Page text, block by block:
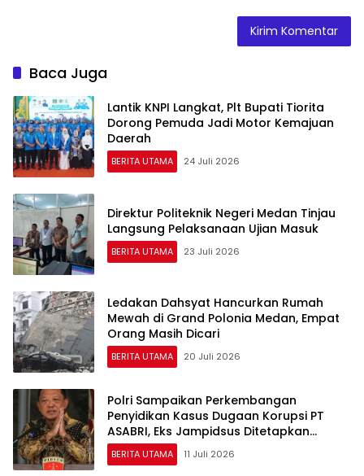
Baca Juga
Lantik KNPI Langkat, Plt Bupati Tiorita
Dorong Pemuda Jadi Motor Kemajuan
Daerah
BERITA UTAMA 24 Juli 2026
Direktur Politeknik Negeri Medan Tinjau
Langsung Pelaksanaan Ujian Masuk
BERITA UTAMA 23 Juli 2026
Ledakan Dahsyat Hancurkan Rumah
Mewah di Grand Polonia Medan, Empat
Orang Masih Dicari
BERITA UTAMA 20 Juli 2026
Polri Sampaikan Perkembangan
Penyidikan Kasus Dugaan Korupsi PT
ASABRI, Eks Jampidsus Ditetapkan
Tersangka
BERITA UTAMA 11 Juli 2026